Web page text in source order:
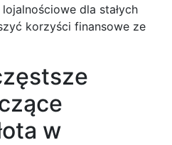
dla stałych
korzyści finansowe ze
w